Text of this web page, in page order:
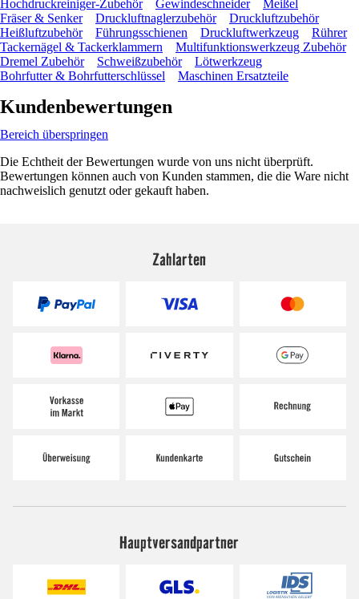
Hochdruckreiniger-Zubehör Gewindeschneider
Meißel
Fräser & Senker
Druckluftnaglerzubehör
Druckluftzubehör
Heißluftzubehör
Führungsschienen Druckluftwerkzeug
Rührer
Tackernägel & Tackerklammern
Multifunktionswerkzeug Zubehör
Dremel Zubehör
Schweißzubehör
Lötwerkzeug
Bohrfutter & Bohrfutterschlüssel
Maschinen Ersatzteile
Kundenbewertungen
Bereich überspringen
Die Echtheit der Bewertungen wurde von uns nicht überprüft.
Bewertungen können auch von Kunden stammen, die die Ware nicht
nachweislich genutzt oder gekauft haben.
Zahlarten
Hauptversandpartner